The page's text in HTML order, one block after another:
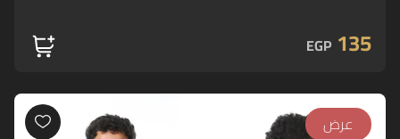
135
EGP
عرض